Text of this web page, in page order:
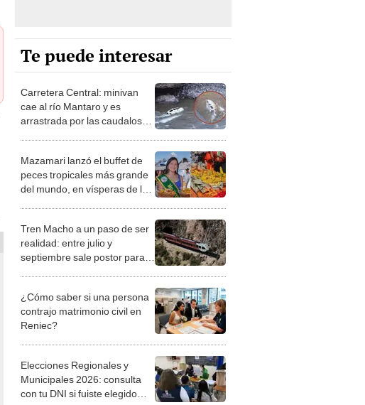
Te puede interesar
Carretera Central: minivan
cae al río Mantaro y es
arrastrada por las caudalosas
Mazamari lanzó el buffet de
peces tropicales más grande
del mundo, en vísperas de la
Tren Macho a un paso de ser
realidad: entre julio y
septiembre sale postor para
¿Cómo saber si una persona
contrajo matrimonio civil en
Reniec?
Elecciones Regionales y
Municipales 2026: consulta
con tu DNI si fuiste elegido